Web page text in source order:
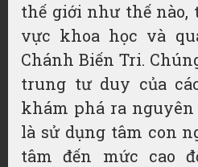
thế giới như thế nào,
vực khoa học và
Chánh Biến Tri.
trung tư duy của
khám phá ra
là sử dụng tâm con
tâm đến mức cao